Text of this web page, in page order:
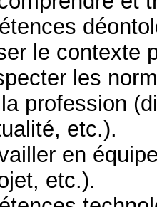
le contexte
les
profession
etc.).
en
etc.).